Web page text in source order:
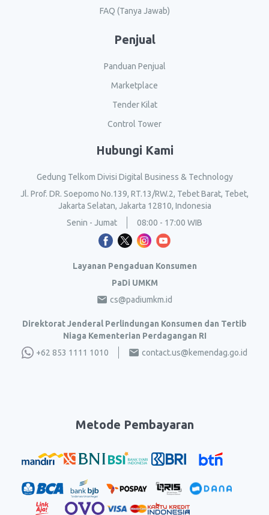
FAQ (Tanya Jawab)
Penjual
Panduan Penjual
Marketplace
Tender Kilat
Control Tower
Hubungi Kami
Gedung Telkom Divisi Digital Business & Technology
Jl. Prof. DR. Soepomo No.139, RT.13/RW.2, Tebet Barat, Tebet,
Jakarta Selatan, Jakarta 12810, Indonesia
Senin - Jumat
08:00 - 17:00 WIB
Layanan Pengaduan Konsumen
PaDi UMKM
cs@padiumkm.id
Direktorat Jenderal Perlindungan Konsumen dan Tertib
Niaga Kementerian Perdagangan RI
+62 853 1111 1010
contact.us@kemendag.go.id
Metode Pembayaran